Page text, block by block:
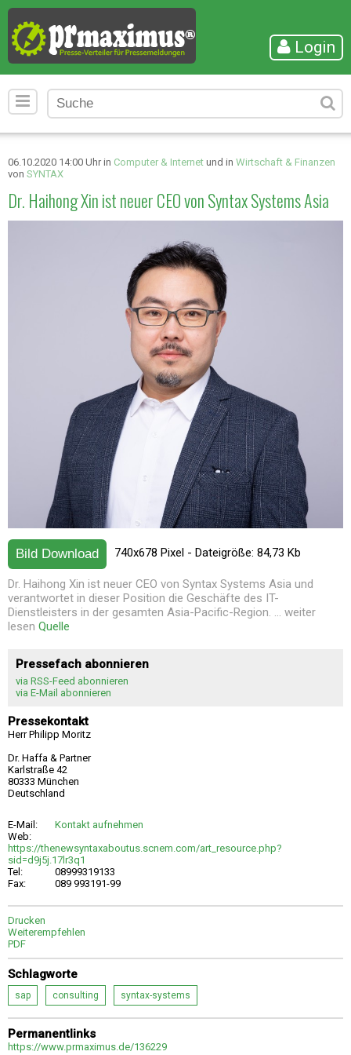
Login
06.10.2020 14:00 Uhr in Computer & Internet und in Wirtschaft & Finanzen
von SYNTAX
Dr. Haihong Xin ist neuer CEO von Syntax Systems Asia
Bild Download 740x678 Pixel - Dateigröße: 84,73 Kb
Dr. Haihong Xin ist neuer CEO von Syntax Systems Asia und
verantwortet in dieser Position die Geschäfte des IT-
Dienstleisters in der gesamten Asia-Pacific-Region. ... weiter
lesen Quelle
Pressefach abonnieren
via RSS-Feed abonnieren
via E-Mail abonnieren
Pressekontakt
Herr Philipp Moritz
Dr. Haffa & Partner
Karlstraße 42
80333 München
Deutschland
E-Mail:
Kontakt aufnehmen
Web:
https://thenewsyntaxaboutus.scnem.com/art_resource.php?
sid=d9j5j.17lr3q1
Tel:
08999319133
Fax:
089 993191-99
Drucken
Weiterempfehlen
PDF
Schlagworte
sap consulting syntax-systems
Permanentlinks
https://www.prmaximus.de/136229